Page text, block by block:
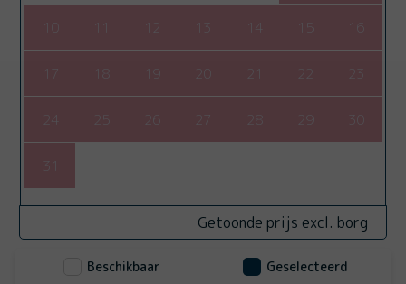
12 14
17 19 20 21 22 23
24 25 26 27 28 29
Getoonde prijs excl. borg
Beschikbaar
Geselecteerd